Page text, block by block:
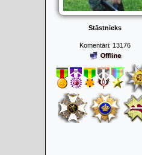
Stāstnieks
Komentāri: 13176